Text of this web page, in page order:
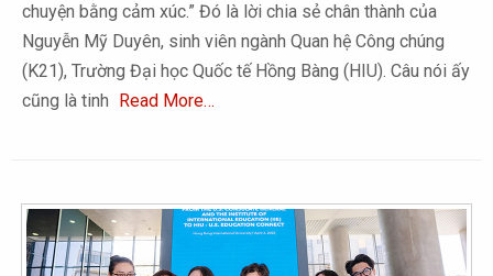
chuyện bằng cảm xúc.” Đó là lời chia sẻ chân thành của
Nguyễn Mỹ Duyên, sinh viên ngành Quan hệ Công chúng
(K21), Trường Đại học Quốc tế Hồng Bàng (HIU). Câu nói ấy
cũng là tinh Read More…